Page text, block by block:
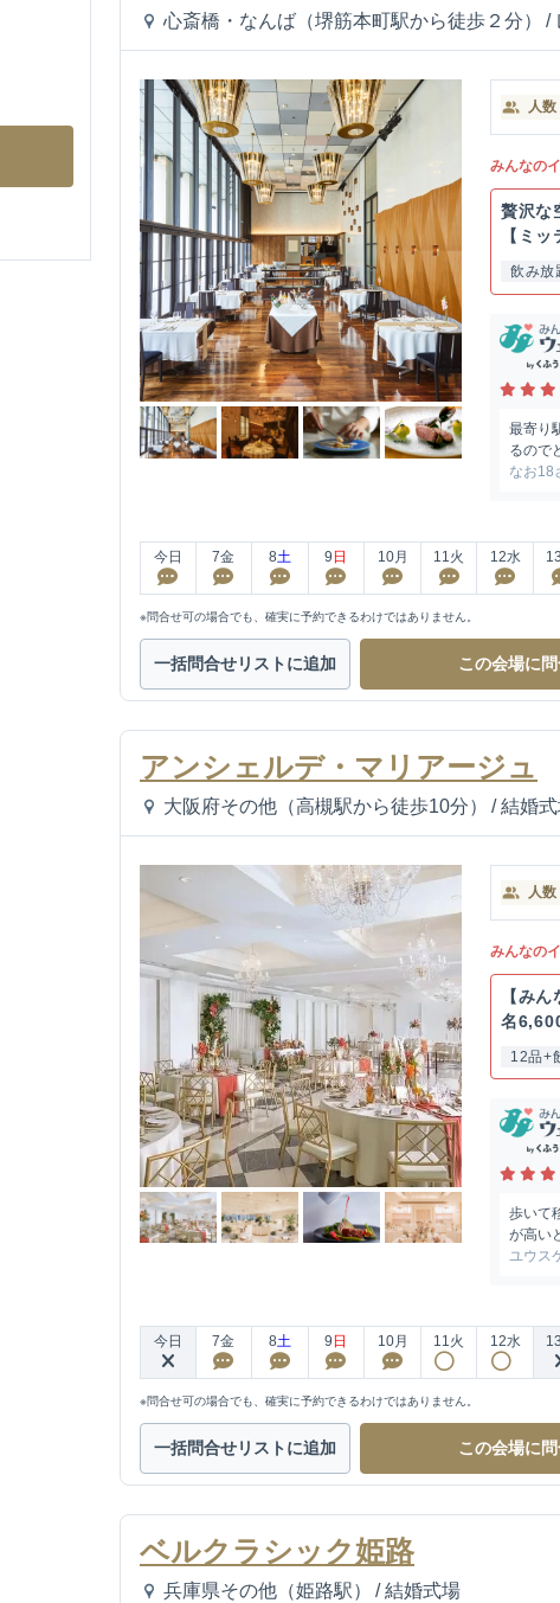
心斎橋・なんば（堺筋本町駅から徒歩２分） /
人数
みんなの
贅沢な
【ミ
ビ...
飲み放
最寄り
るので
なお18
今日 7金 8土 9 日 10月 11火 12水
※問合せ可の場合でも、確実に予約できるわけではありません。
一括問合せリストに追加 この会場に
アンシェルデ・マリアージュ
大阪府その他（高槻駅から徒歩10分） / 結婚
人数
みんなの
【み
名
12品+
歩いて
が高い
ユウス
今日 7金 8土 9 日 10月 11火 12水
※問合せ可の場合でも、確実に予約できるわけではありません。
一括問合せリストに追加 この会場に
ベルクラシック姫路
兵庫県その他（姫路駅） / 結婚式場